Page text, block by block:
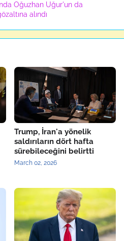
Oğuzhan Uğur'un da
alındı
Trump, İran'a yönelik
saldırıların dört hafta
sürebileceğini belirtti
March 02, 2026